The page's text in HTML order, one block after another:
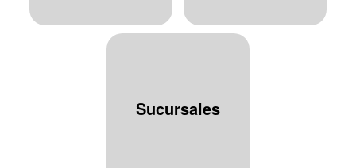
Sucursales